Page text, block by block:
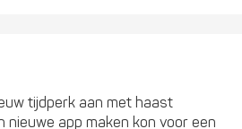
tijdperk aan met haast
nieuwe app maken kon voor een